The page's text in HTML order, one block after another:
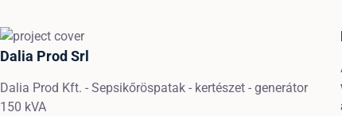
Dalia Prod Srl
Dalia Prod Kft. - Sepsikőröspatak - kertészet - generátor
150 kVA